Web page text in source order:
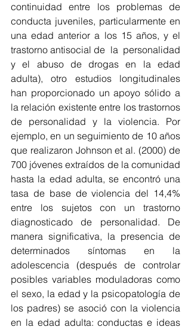
continuidad entre los problemas de
conducta juveniles, particularmente en
una edad anterior a los 15 años, y el
trastorno antisocial de  la  personalidad
y  el  abuso  de  drogas  en  la  edad
adulta), otro estudios longitudinales
han proporcionado un apoyo sólido a
la relación existente entre los trastornos
de personalidad y la violencia. Por
ejemplo, en un seguimiento de 10 años
que realizaron Johnson et al. (2000) de
700 jóvenes extraídos de la comunidad
hasta la edad adulta, se encontró una
tasa de base de violencia del 14,4%
entre los sujetos con un trastorno
diagnosticado de personalidad. De
manera significativa, la presencia de
determinados síntomas en la
adolescencia (después de controlar
posibles variables moduladoras como
el sexo, la edad y la psicopatología de
los padres) se asoció con la violencia
en la edad adulta: conductas e ideas